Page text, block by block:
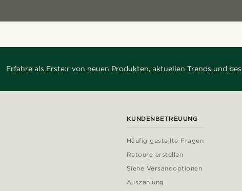
Erfahre als Erste:r von neuen Produkten, aktuellen Trends und
KUNDENBETREUUNG
Häufig gestellte Fragen
Retoure erstellen
Siehe Versandoptionen
Auszahlung